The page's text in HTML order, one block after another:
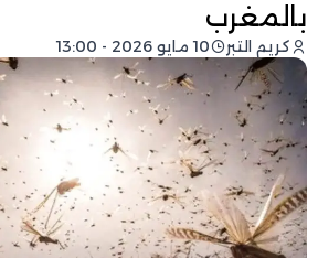
بالمغرب
كريم التبر 10 مايو 2026 - 13:00